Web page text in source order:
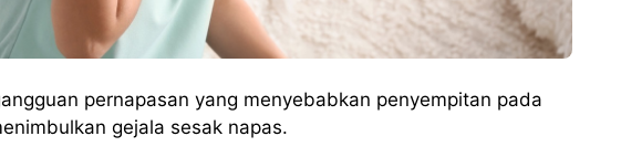
pernapasan yang menyebabkan penyempitan pada
gejala sesak napas.